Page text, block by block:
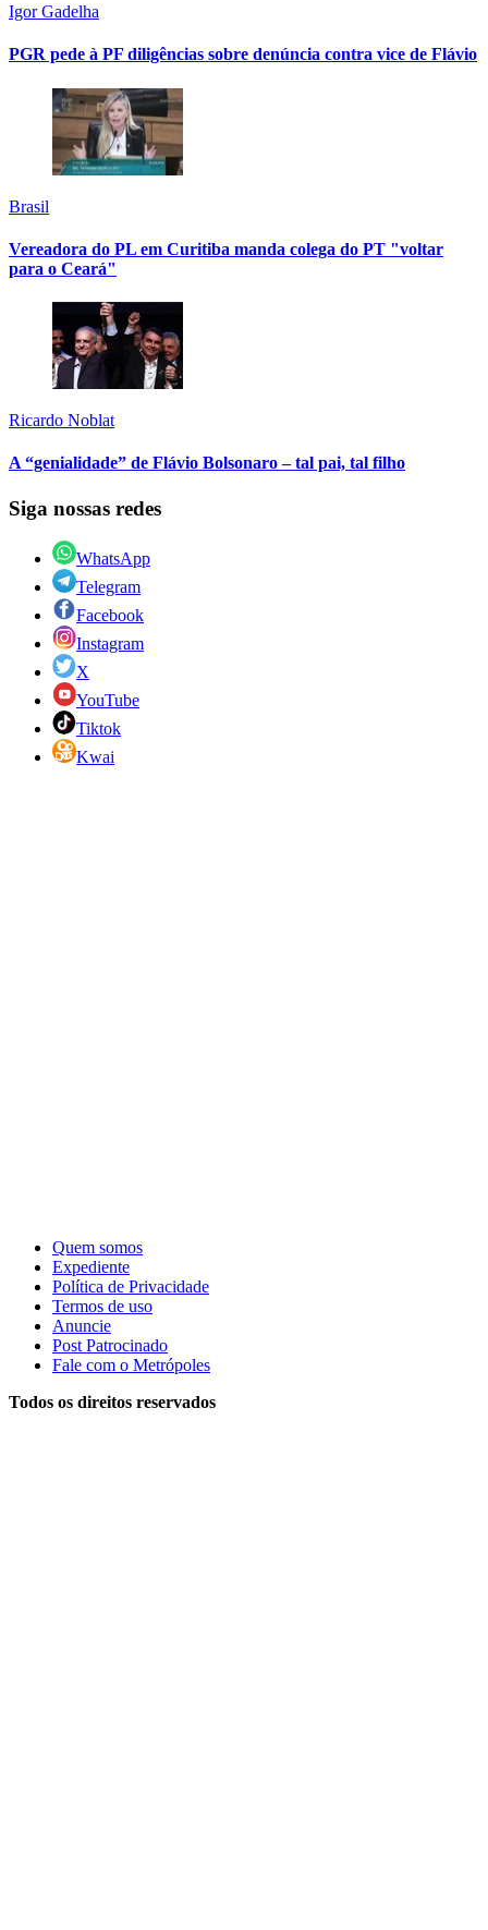
Igor Gadelha
PGR pede à PF diligências sobre denúncia contra vice de Flávio
Brasil
Vereadora do PL em Curitiba manda colega do PT "voltar
para o Ceará"
Ricardo Noblat
A “genialidade” de Flávio Bolsonaro – tal pai, tal filho
Siga nossas redes
WhatsApp
Telegram
Facebook
Instagram
X
YouTube
Tiktok
Kwai
Quem somos
Expediente
Política de Privacidade
Termos de uso
Anuncie
Post Patrocinado
Fale com o Metrópoles
Todos os direitos reservados